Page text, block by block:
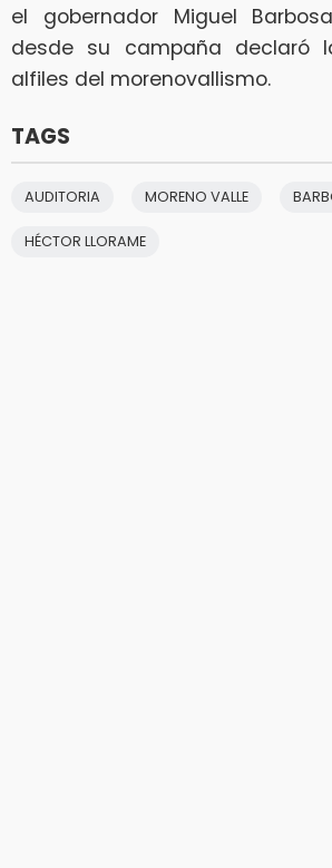
el gobernador Miguel
desde su campaña declaró
alfiles del morenovallismo.
TAGS
AUDITORIA MORENO VALLE
HÉCTOR LLORAME